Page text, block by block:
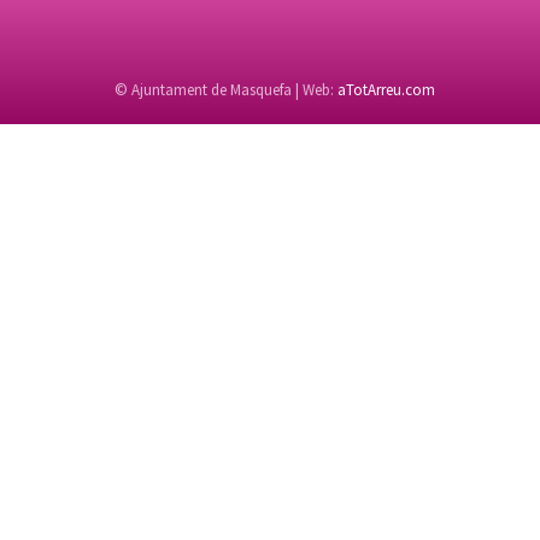
© Ajuntament de Masquefa | Web: aTotArreu.com